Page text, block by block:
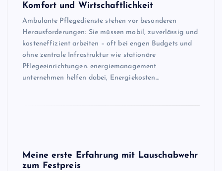
Komfort und Wirtschaftlichkeit
Ambulante Pflegedienste stehen vor besonderen
Herausforderungen: Sie müssen mobil, zuverlässig und
kosteneffizient arbeiten – oft bei engen Budgets und
ohne zentrale Infrastruktur wie stationäre
Pflegeeinrichtungen. energiemanagement
unternehmen helfen dabei, Energiekosten…
Meine erste Erfahrung mit Lauschabwehr
zum Festpreis